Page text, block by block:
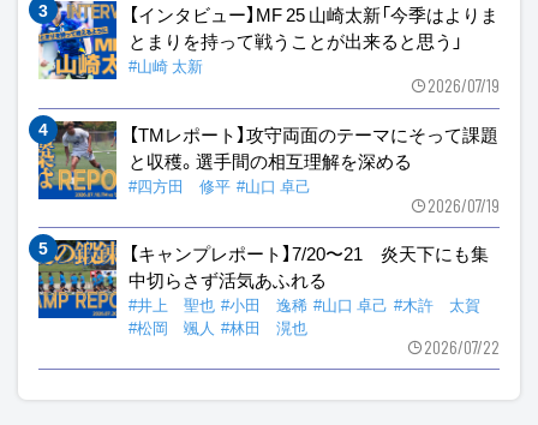
【インタビュー】MF 25 山崎太新「今季はよりま
とまりを持って戦うことが出来ると思う」
#山崎 太新
2026/07/19
【TMレポート】攻守両面のテーマにそって課題
と収穫。選手間の相互理解を深める
#四方田 修平 #山口 卓己
2026/07/19
【キャンプレポート】7/20〜21 炎天下にも集
中切らさず活気あふれる
#井上 聖也 #小田 逸稀 #山口 卓己 #木許 太賀
#松岡 颯人 #林田 滉也
2026/07/22